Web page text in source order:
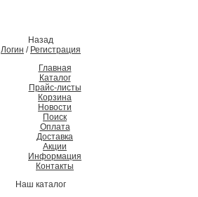
Назад
Логин / Регистрация
Главная
Каталог
Прайс-листы
Корзина
Новости
Поиск
Оплата
Доставка
Акции
Информация
Контакты
Наш каталог